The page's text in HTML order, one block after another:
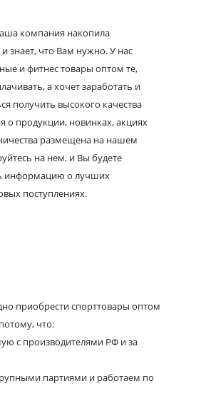
компания накопила
знает, что Вам нужно. У нас
и фитнес товары оптом те,
а хочет заработать и
получить высокого качества
о продукции, новинках, акциях
размещена на нашем
на нем, и Вы будете
информацию о лучших
поступлениях.
приобрести спорттовары оптом
что:
с производителями РФ и за
партиями и работаем по